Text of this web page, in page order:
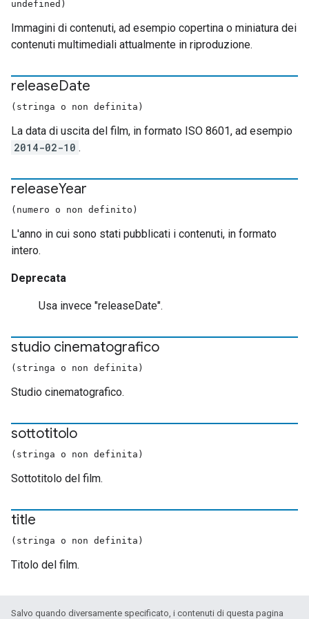
undefined)
Immagini di contenuti, ad esempio copertina o miniatura dei
contenuti multimediali attualmente in riproduzione.
releaseDate
(stringa o non definita)
La data di uscita del film, in formato ISO 8601, ad esempio
2014-02-10 .
releaseYear
(numero o non definito)
L'anno in cui sono stati pubblicati i contenuti, in formato
intero.
Deprecata
Usa invece "releaseDate".
studio cinematografico
(stringa o non definita)
Studio cinematografico.
sottotitolo
(stringa o non definita)
Sottotitolo del film.
title
(stringa o non definita)
Titolo del film.
Salvo quando diversamente specificato, i contenuti di questa pagina